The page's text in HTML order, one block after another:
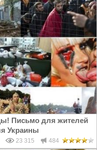
Письмо для жителей
Украины
23 315 484